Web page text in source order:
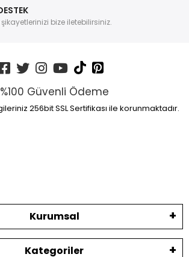
şikayetlerinizi bize iletebilirsiniz.
%100 Güvenli Ödeme
256bit SSL Sertifikası ile korunmaktadır.
Kurumsal
Kategoriler